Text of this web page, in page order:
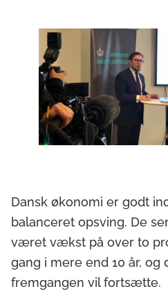
Dansk økonomi er godt
balanceret opsving. De
været vækst på over to
gang i mere end 10 år, og
fremgangen vil fortsætte.